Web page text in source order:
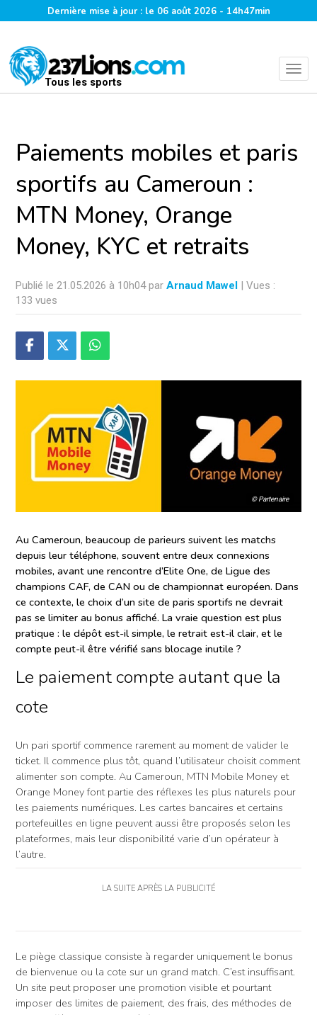
Dernière mise à jour : le 06 août 2026 - 14h47min
Tous les sports
Paiements mobiles et paris
sportifs au Cameroun :
MTN Money, Orange
Money, KYC et retraits
Publié le 21.05.2026 à 10h04 par Arnaud Mawel | Vues :
133 vues
© Partenaire
Au Cameroun, beaucoup de parieurs suivent les matchs
depuis leur téléphone, souvent entre deux connexions
mobiles, avant une rencontre d’Elite One, de Ligue des
champions CAF, de CAN ou de championnat européen. Dans
ce contexte, le choix d’un site de paris sportifs ne devrait
pas se limiter au bonus affiché. La vraie question est plus
pratique : le dépôt est-il simple, le retrait est-il clair, et le
compte peut-il être vérifié sans blocage inutile ?
Le paiement compte autant que la
cote
Un pari sportif commence rarement au moment de valider le
ticket. Il commence plus tôt, quand l’utilisateur choisit comment
alimenter son compte. Au Cameroun, MTN Mobile Money et
Orange Money font partie des réflexes les plus naturels pour
les paiements numériques. Les cartes bancaires et certains
portefeuilles en ligne peuvent aussi être proposés selon les
plateformes, mais leur disponibilité varie d’un opérateur à
l’autre.
LA SUITE APRÈS LA PUBLICITÉ
Le piège classique consiste à regarder uniquement le bonus
de bienvenue ou la cote sur un grand match. C’est insuffisant.
Un site peut proposer une promotion visible et pourtant
imposer des limites de paiement, des frais, des méthodes de